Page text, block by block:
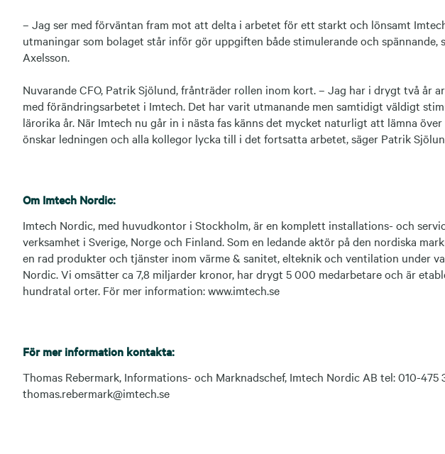
– Jag ser med förväntan fram mot att delta i arbetet för ett starkt och lönsamt
utmaningar som bolaget står inför gör uppgiften både stimulerande och spännande,
Axelsson.
Nuvarande CFO, Patrik Sjölund, frånträder rollen inom kort. – Jag har i drygt två år
med förändringsarbetet i Imtech. Det har varit utmanande men samtidigt väldigt
lärorika år. När Imtech nu går in i nästa fas känns det mycket naturligt att lämna
önskar ledningen och alla kollegor lycka till i det fortsatta arbetet, säger Patrik
Om Imtech Nordic:
Imtech Nordic, med huvudkontor i Stockholm, är en komplett installations- och
verksamhet i Sverige, Norge och Finland. Som en ledande aktör på den nordiska
en rad produkter och tjänster inom värme & sanitet, elteknik och ventilation under
Nordic. Vi omsätter ca 7,8 miljarder kronor, har drygt 5 000 medarbetare och är
hundratal orter. För mer information: www.imtech.se
För mer information kontakta:
Thomas Rebermark, Informations- och Marknadschef, Imtech Nordic AB tel: 010-475
thomas.rebermark@imtech.se